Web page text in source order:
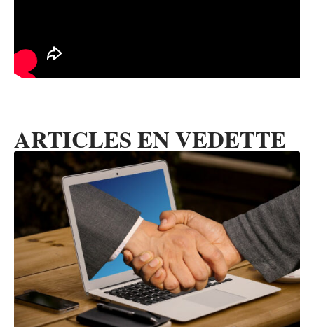
ARTICLES EN VEDETTE